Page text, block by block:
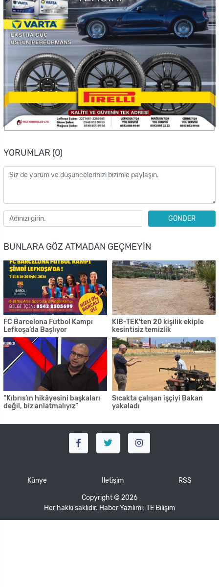
YORUMLAR (0)
GÖNDER
BUNLARA GÖZ ATMADAN GEÇMEYIN
FC Barcelona Futbol Kampı
Lefkoşa’da Başlıyor
KIB-TEK'ten 20 kişilik ekiple
kesintisiz temizlik
“Kıbrıs’ın hikâyesini başkaları
değil, biz anlatmalıyız”
Sıcakta çalışan işçiyi Bakan
yakaladı
Künye İletişim RSS
Copyright © 2026
Her hakkı saklıdır. Haber Yazılımı: TE Bilişim